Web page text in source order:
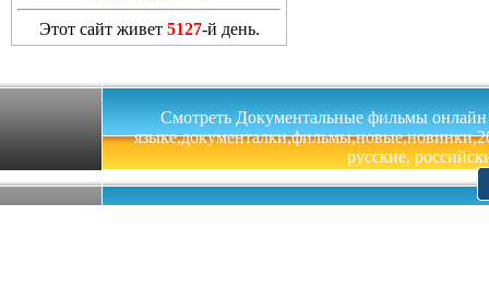
Этот сайт живет 5127-й день.
Смотреть Документальные фильмы онлайн
русские,